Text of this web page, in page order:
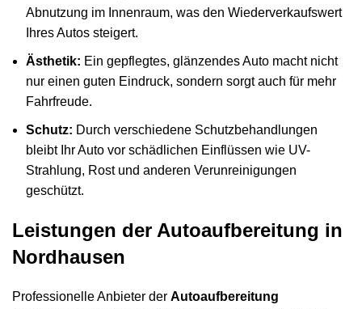
Abnutzung im Innenraum, was den Wiederverkaufswert
Ihres Autos steigert.
Ästhetik: Ein gepflegtes, glänzendes Auto macht nicht
nur einen guten Eindruck, sondern sorgt auch für mehr
Fahrfreude.
Schutz: Durch verschiedene Schutzbehandlungen
bleibt Ihr Auto vor schädlichen Einflüssen wie UV-
Strahlung, Rost und anderen Verunreinigungen
geschützt.
Leistungen der Autoaufbereitung in
Nordhausen
Professionelle Anbieter der Autoaufbereitung